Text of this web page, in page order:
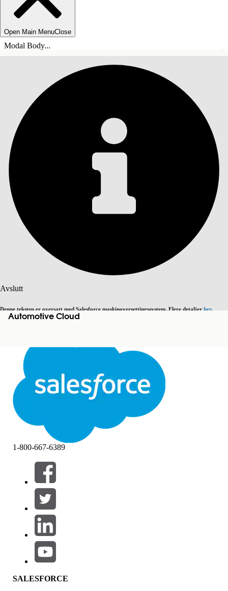
Open Main MenuClose
Modal Body...
Avslutt
Denne teksten er oversatt med Salesforce maskinoversettingssystem. Flere detaljer her.
Bytt til engelsk Ikke nå
Avslutt Avslutt
Automotive Cloud
Vis innholdsfortegnelse
Filtre (0)
VELG FILTRE
Produktområde
Funksjonsinnvirkning
1-800-667-6389
SALESFORCE